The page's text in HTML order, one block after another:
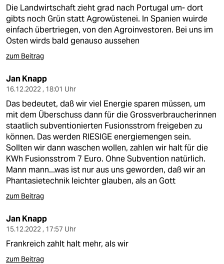
Die Landwirtschaft zieht grad nach Portugal um- dort
gibts noch Grün statt Agrowüstenei. In Spanien wuirde
einfach übertriegen, von den Agroinvestoren. Bei uns im
Osten wirds bald genauso aussehen
zum Beitrag
Jan Knapp
16.12.2022 , 18:01 Uhr
Das bedeutet, daß wir viel Energie sparen müssen, um
mit dem Überschuss dann für die Grossverbraucherinnen
staatlich subventionierten Fusionsstrom freigeben zu
können. Das werden RIESIGE energiemengen sein.
Sollten wir dann waschen wollen, zahlen wir halt für die
KWh Fusionsstrom 7 Euro. Ohne Subvention natürlich.
Mann mann...was ist nur aus uns geworden, daß wir an
Phantasietechnik leichter glauben, als an Gott
zum Beitrag
Jan Knapp
15.12.2022 , 17:57 Uhr
Frankreich zahlt halt mehr, als wir
zum Beitrag